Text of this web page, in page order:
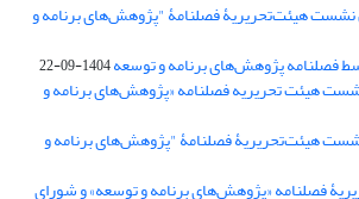
نشست هیئت‌تحریریۀ فصلنامۀ "پژوهش‌های برنامه و
فصلنامه پژوهش‌های برنامه و توسعه1404-09-22
هیئت‌ تحریریه فصلنامه «پژوهش‌های برنامه و
هیئت‌تحریریۀ فصلنامۀ "پژوهش‌های برنامه و
فصلنامه «پژوهش‌های برنامه و توسعه» و شورای